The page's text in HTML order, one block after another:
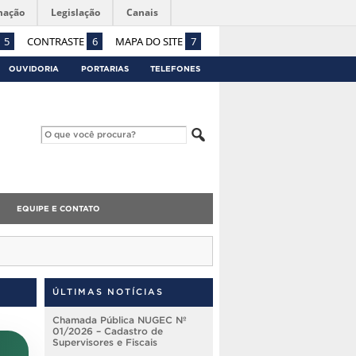
5 CONTRASTE 6 MAPA DO SITE 7
Legislação Canais
OUVIDORIA PORTARIAS TELEFONES
EQUIPE E CONTATO
ÚLTIMAS NOTÍCIAS
Chamada Pública NUGEC Nº
01/2026 – Cadastro de
Supervisores e Fiscais